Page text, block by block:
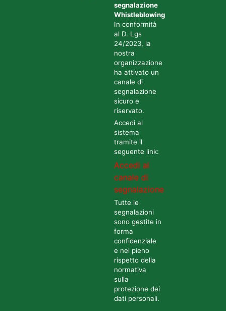
segnalazione
Whistleblowing
In conformità
al D. Lgs
24/2023, la
nostra
organizzazione
ha attivato un
canale di
segnalazione
sicuro e
riservato.
Accedi al
sistema
tramite il
seguente link:
Accedi al
canale di
segnalazione
Tutte le
segnalazioni
sono gestite in
forma
confidenziale
e nel pieno
rispetto della
normativa
sulla
protezione dei
dati personali.